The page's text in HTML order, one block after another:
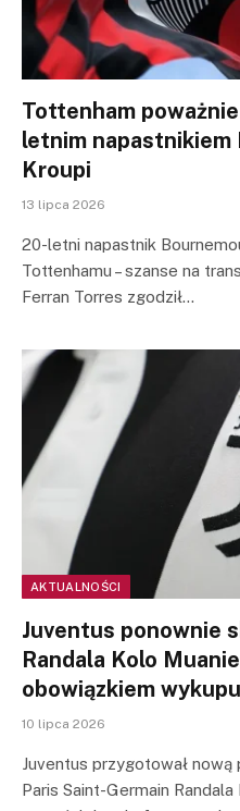
Tottenham
letnim napastnikiem
Kroupi
13 lipca 2026
20-letni napastnik
Tottenhamu – szanse na
Ferran Torres zgodził…
AKTUALNOŚCI
Juventus ponownie
Randala Kolo
obowiązkiem wykupu
10 lipca 2026
Juventus przygotował
Paris Saint-Germain